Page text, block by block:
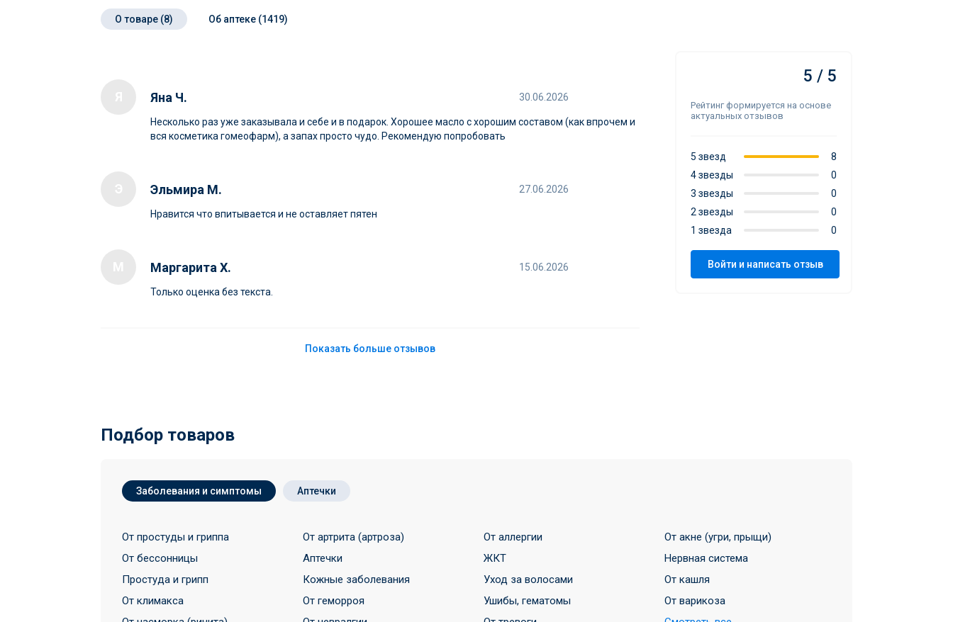
О товаре (8) Об аптеке (1419)
Яна Ч. 30.06.2026
Несколько раз уже заказывала и себе и в подарок. Хорошее масло с хорошим составом (как впрочем и
вся косметика гомеофарм), а запах просто чудо. Рекомендую попробовать
Эльмира М. 27.06.2026
Нравится что впитывается и не оставляет пятен
Маргарита Х. 15.06.2026
Только оценка без текста.
Показать больше отзывов
5 / 5
Рейтинг формируется на основе
актуальных отзывов
5 звезд
8
4 звезды
0
3 звезды
0
2 звезды
0
1 звезда
0
Войти и написать отзыв
Подбор товаров
Заболевания и симптомы Аптечки
От простуды и гриппа От артрита (артроза) От аллергии
От акне (угри, прыщи)
От бессонницы
Аптечки ЖКТ
Нервная система
Простуда и грипп
Кожные заболевания Уход за волосами
От кашля
От климакса
От геморроя Ушибы, гематомы
От варикоза